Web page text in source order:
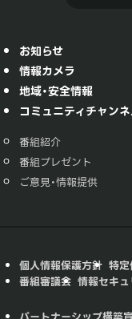
お知らせ
情報カメラ
地域・安全情報
コミュニティチャン
番組紹介
番組プレゼント
ご意見・情報提供
個人情報保護方針 特
番組審議会 情報セキ